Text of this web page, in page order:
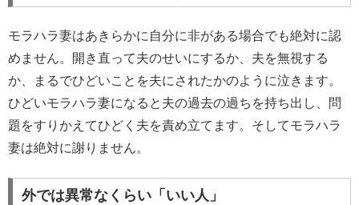
モラハラ妻はあきらかに自分に非がある場合でも絶対に認
めません。開き直って夫のせいにするか、夫を無視する
か、まるでひどいことを夫にされたかのように泣きます。
ひどいモラハラ妻になると夫の過去の過ちを持ち出し、問
題をすりかえてひどく夫を責め立てます。そしてモラハラ
妻は絶対に謝りません。
外では異常なくらい「いい人」